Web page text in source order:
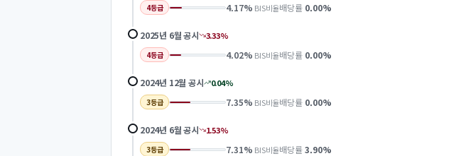
4등급 4.17% BIS비율배당률 0.00%
2025년 6월공시 3.33%
4등급 4.02% BIS비율배당률 0.00%
2024년 12월 공시 0.04%
3등급 7.35% BIS비율배당률 0.00%
2024년 6월공시 1.53%
3등급 7.31% BIS비율배당률 3.90%